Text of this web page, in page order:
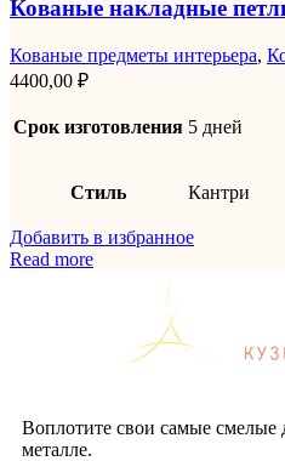
Кованые накладные
Кованые предметы интерьера,
4400,00 ₽
Срок изготовления 5 дней
Стиль Кантри
Добавить в избранное
Read more
Воплотите свои самые смелые
металле.